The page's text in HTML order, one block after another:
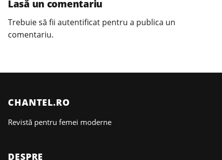
Lasă un comentariu
Trebuie să fii autentificat pentru a publica un
comentariu.
CHANTEL.RO
Revistă pentru femei moderne
DESPRE